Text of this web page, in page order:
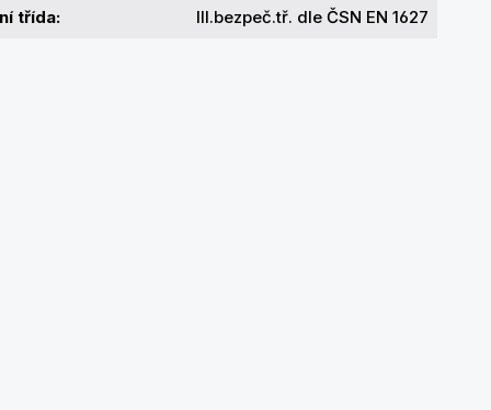
třída: III.bezpeč.tř. dle ČSN EN 1627